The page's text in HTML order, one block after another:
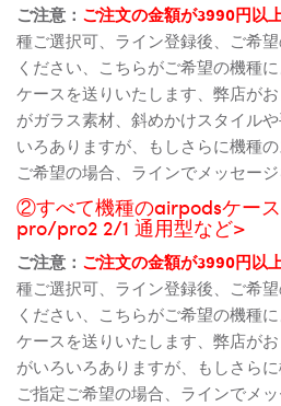
ご注意： ご注文の金額が3990円以
種ご選択可、ライン登録後、ご希
ください、こちらがご希望の機種
ケースを送りいたします、弊店が
がガラス素材、斜めかけスタイル
いろありますが、もしさらに機種
ご希望の場合、ラインでメッセー
②すべて機種のairpodsケー
pro/pro2 2/1 通用型など>
ご注意： ご注文の金額が3990円以
種ご選択可、ライン登録後、ご希
ください、こちらがご希望の機種
ケースを送りいたします、弊店が
がいろいろありますが、もしさら
ご指定ご希望の場合、ラインでメ